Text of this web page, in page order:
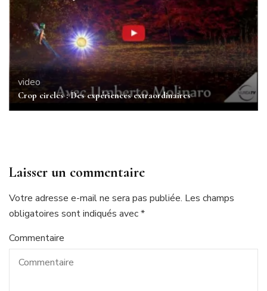
video
Crop circles : Des expériences extraordinaires
Laisser un commentaire
Votre adresse e-mail ne sera pas publiée. Les champs
obligatoires sont indiqués avec*
Commentaire